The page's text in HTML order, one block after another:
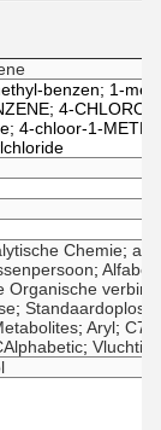
benzen; 1-
4-
4-chloor-1-
Chemie;
;
Organische
;
; Aryl; C7
;